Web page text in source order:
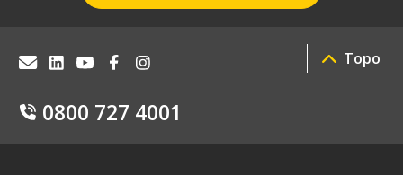
0800 727 4001
Topo